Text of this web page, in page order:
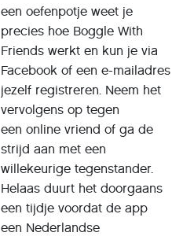
een oefenpotje weet je
precies hoe Boggle With
Friends werkt en kun je via
Facebook of een e-mailadres
jezelf registreren. Neem het
vervolgens op tegen
een online vriend of ga de
strijd aan met een
willekeurige tegenstander.
Helaas duurt het doorgaans
een tijdje voordat de app
een Nederlandse